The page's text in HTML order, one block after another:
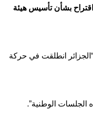
اقتراح بشأن تأسيس هيئة
انطلقت في حركة
الجلسات الوطنية”.